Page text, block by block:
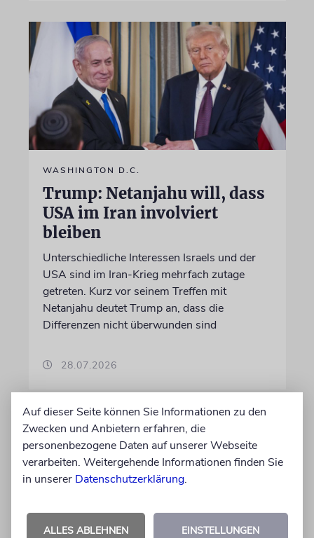
WASHINGTON D.C.
Trump: Netanjahu will, dass
USA im Iran involviert
bleiben
Unterschiedliche Interessen Israels und der
USA sind im Iran-Krieg mehrfach zutage
getreten. Kurz vor seinem Treffen mit
Netanjahu deutet Trump an, dass die
Differenzen nicht überwunden sind
28.07.2026
Auf dieser Seite können Sie Informationen zu den
Zwecken und Anbietern erfahren, die
personenbezogene Daten auf unserer Webseite
verarbeiten. Weitergehende Informationen finden Sie
in unserer Datenschutzerklärung.
ALLES ABLEHNEN EINSTELLUNGEN